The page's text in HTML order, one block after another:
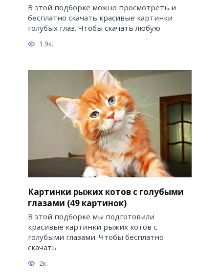
В этой подборке можно просмотреть и
бесплатно скачать красивые картинки
голубых глаз. Чтобы скачать любую
1.9к.
Картинки рыжих котов с голубыми
глазами (49 картинок)
В этой подборке мы подготовили
красивые картинки рыжих котов с
голубыми глазами. Чтобы бесплатно
скачать
2к.